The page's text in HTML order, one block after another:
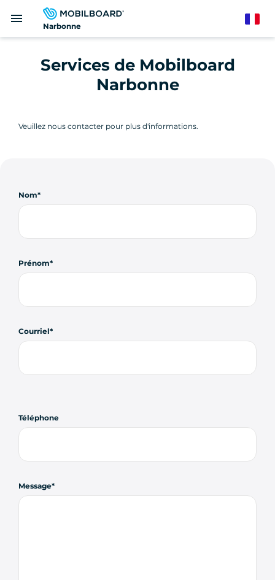
Narbonne
menu
Services de Mobilboard
Narbonne
Veuillez nous contacter pour plus d'informations.
Nom
Prénom
Courriel
Téléphone
Message